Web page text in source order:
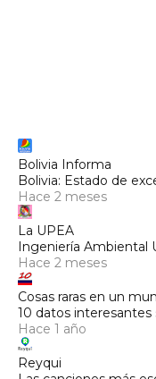
Bolivia Informa
Bolivia: Estado de
Hace 2 meses
La UPEA
Ingeniería Ambiental
Hace 2 meses
Cosas raras en un
10 datos interesantes
Hace 1 año
Reyqui